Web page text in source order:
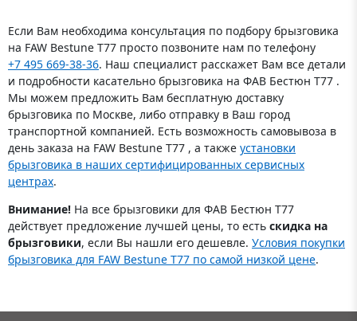
Если Вам необходима консультация по подбору брызговика
на FAW Bestune T77 просто позвоните нам по телефону
+7 495 669-38-36. Наш специалист расскажет Вам все детали
и подробности касательно брызговика на ФАВ Бестюн Т77 .
Мы можем предложить Вам бесплатную доставку
брызговика по Москве, либо отправку в Ваш город
транспортной компанией. Есть возможность самовывоза в
день заказа на FAW Bestune T77 , а также установки
брызговика в наших сертифицированных сервисных
центрах.
Внимание! На все брызговики для ФАВ Бестюн Т77
действует предложение лучшей цены, то есть скидка на
брызговики, если Вы нашли его дешевле. Условия покупки
брызговика для FAW Bestune T77 по самой низкой цене.